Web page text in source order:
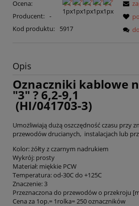
Ocena:
Producent: -
Kod produktu:
5917
Opis
Oznaczniki kablowe
"3" ? 6,2-9,1
(HI/041703-3)
Umożliwiają dużą oszczędność czasu przy
przewodów drucianych, instalacjach lub
Kolor: żółty z czarnym nadrukiem
Wykrój: prosty
Materiał: miękkie PCW
Temperatura: od-30C do +125C
Znaczenie: 3
Przeznaczona do przewodów o przekroju
Cena za 1op.= 1rolka= 250 oznaczników